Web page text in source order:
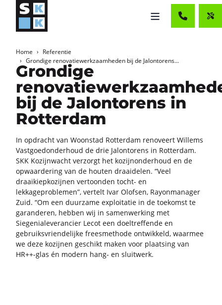
Home
Referentie
Grondige renovatiewerkzaamheden bij de Jalontorens...
Grondige
bij de Jalontorens in
Rotterdam
In op­dracht van Woon­stad Rot­ter­dam re­no­veert Wil­lems
Vast­goed­on­der­houd de drie Jalon­to­rens in Rot­ter­dam.
SKK Ko­zijn­wacht ver­zorgt het ko­zijn­on­der­houd en de
op­waar­de­ring van de hou­ten draai­de­len. “Veel
draai­kiep­ko­zij­nen ver­toon­den tocht-​ en
lek­ka­ge­pro­ble­men”, ver­telt Ivar Olof­sen, Ray­on­ma­na­ger
Zuid. “Om een duur­za­me ex­ploi­ta­tie in de toe­komst te
ga­ran­de­ren, heb­ben wij in sa­men­wer­king met
Sie­ge­ni­a­le­ve­ran­cier Lecot een doel­tref­fen­de en
ge­bruiks­vrien­de­lij­ke frees­me­tho­de ont­wik­keld, waar­mee
we deze ko­zij­nen ge­schikt maken voor plaat­sing van
HR++-glas én mo­dern hang- en sluit­werk.